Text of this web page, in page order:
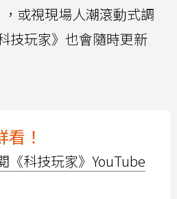
，或視現場人潮滾動式調
技玩家》也會隨時更新
！
《科技玩家》YouTube